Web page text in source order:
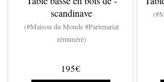
scandinave
(#Maison du Monde #Partenariat
rémunéré)
195€